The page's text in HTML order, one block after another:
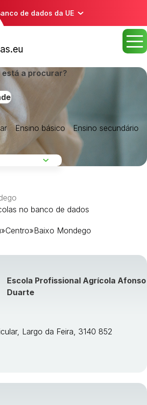
de dados da UE
a procurar?
Ensino básico Ensino secundário
Beira Interior Sul
Dão-Lafões
Oeste
Pinhal Interior Sul
Pinhal Litoral
no banco de dados
»Centro»Baixo Mondego
Escola Profissional Agrícola Afonso
Duarte
Largo da Feira, 3140 852